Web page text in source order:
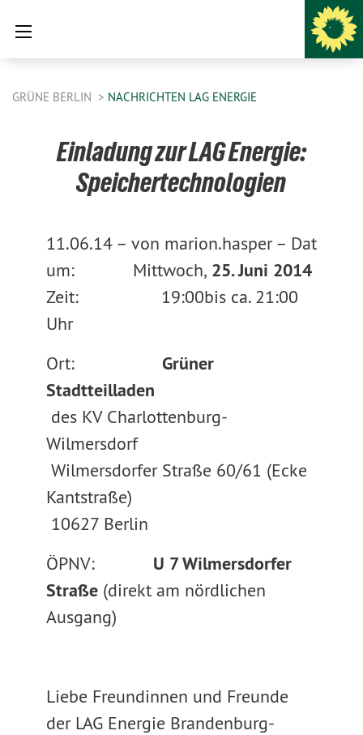
GRÜNE BERLIN NACHRICHTEN LAG ENERGIE
Einladung zur LAG Energie:
Speichertechnologien
11.06.14 – von marion.hasper – Dat
um: Mittwoch,25. Juni 2014
Zeit:
19:00bis ca. 21:00
Uhr
Ort: Grüner
Stadtteilladen
des KV Charlottenburg-
Wilmersdorf
Wilmersdorfer Straße 60/61 (Ecke
Kantstraße)
10627 Berlin
ÖPNV:U 7 Wilmersdorfer
Straße (direkt am nördlichen
Ausgang)
Liebe Freundinnen und Freunde
der LAG Energie Brandenburg-